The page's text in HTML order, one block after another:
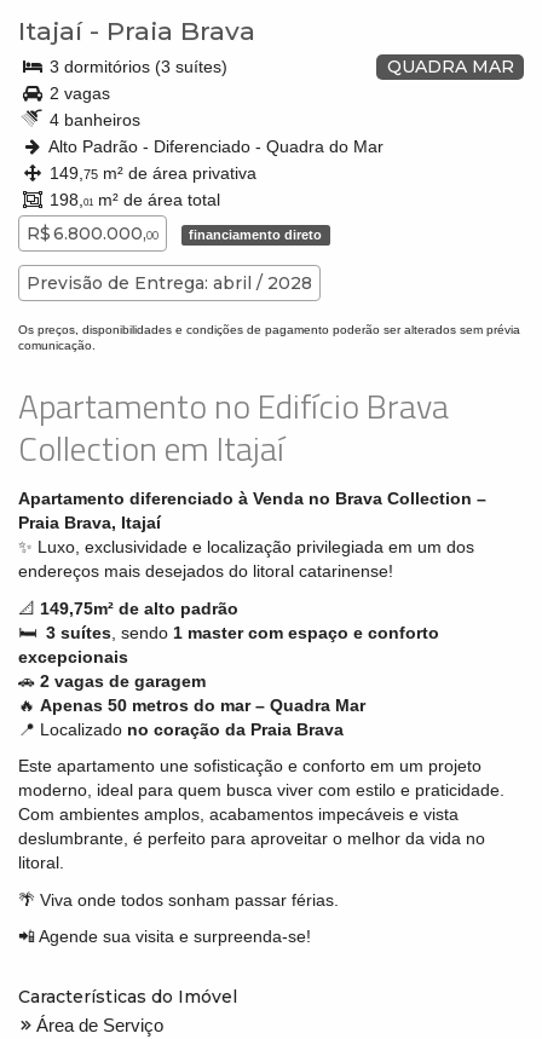
Itajaí- Praia Brava
QUADRA MAR
3 dormitórios (3 suítes)
2 vagas
4 banheiros
Alto Padrão - Diferenciado - Quadra do Mar
149, 75 m² de área privativa
198, 01 m² de área total
R$ 6.800.000,00 financiamento direto
Previsão de Entrega: abril / 2028
Os preços, disponibilidades e condições de pagamento poderão ser alterados sem prévia
comunicação.
Apartamento no Edifício Brava
Collection em Itajaí
Apartamento diferenciado à Venda no Brava Collection –
Praia Brava, Itajaí
✨ Luxo, exclusividade e localização privilegiada em um dos
endereços mais desejados do litoral catarinense!
📐 149,75m² de alto padrão
🛏️ 3 suítes , sendo 1 master com espaço e conforto
excepcionais
🚗 2 vagas de garagem
🔥 Apenas 50 metros do mar – Quadra Mar
📍 Localizado no coração da Praia Brava
Este apartamento une sofisticação e conforto em um projeto
moderno, ideal para quem busca viver com estilo e praticidade.
Com ambientes amplos, acabamentos impecáveis e vista
deslumbrante, é perfeito para aproveitar o melhor da vida no
litoral.
🌴 Viva onde todos sonham passar férias.
📲 Agende sua visita e surpreenda-se!
Características do Imóvel
Área de Serviço